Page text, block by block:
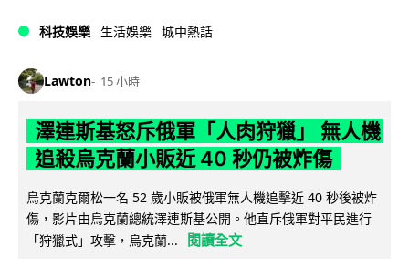
科技娛樂 生活娛樂 城中熱話
Lawton 15 小時
澤連斯基怒斥俄軍「人肉狩獵」 無人機
追殺烏克蘭小販近 40 秒仍被炸傷
烏克蘭克爾松一名 52 歲小販被俄軍無人機追擊近 40 秒後被炸
傷，影片由烏克蘭總統澤連斯基公開。他直斥俄軍對平民進行
「狩獵式」攻擊，烏克蘭...
閱讀全文